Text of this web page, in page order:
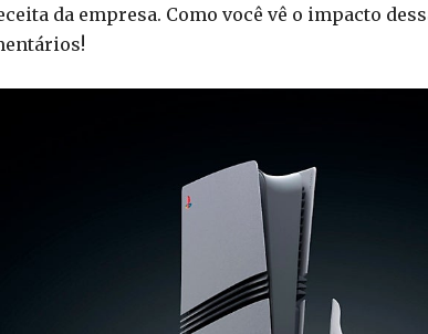
da empresa. Como você vê o impacto